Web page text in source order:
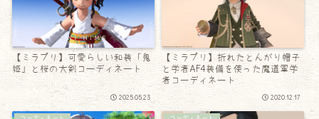
【ミラプリ】可愛らしい和装「鬼
姫」と桜の大剣コーディネート
2025.05.23
【ミラプリ】折れたとんがり帽子
と学者AF4装備を使った魔道軍学
者コーディネート
2020.12.17